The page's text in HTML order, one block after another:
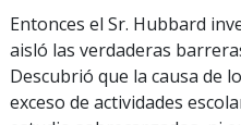
Entonces el Sr. Hubbard
aisló las verdaderas
Descubrió que la causa de
exceso de actividades